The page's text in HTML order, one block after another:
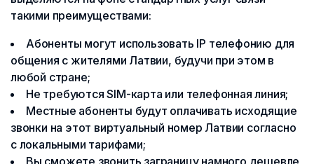
такими преимуществами:
Абоненты могут использовать IP телефонию для
общения с жителями Латвии, будучи при этом в
любой стране;
Не требуются SIM-карта или телефонная линия;
Местные абоненты будут оплачивать исходящие
звонки на этот виртуальный номер Латвии согласно
с локальными тарифами;
Вы сможете звонить заграницу намного дешевле,